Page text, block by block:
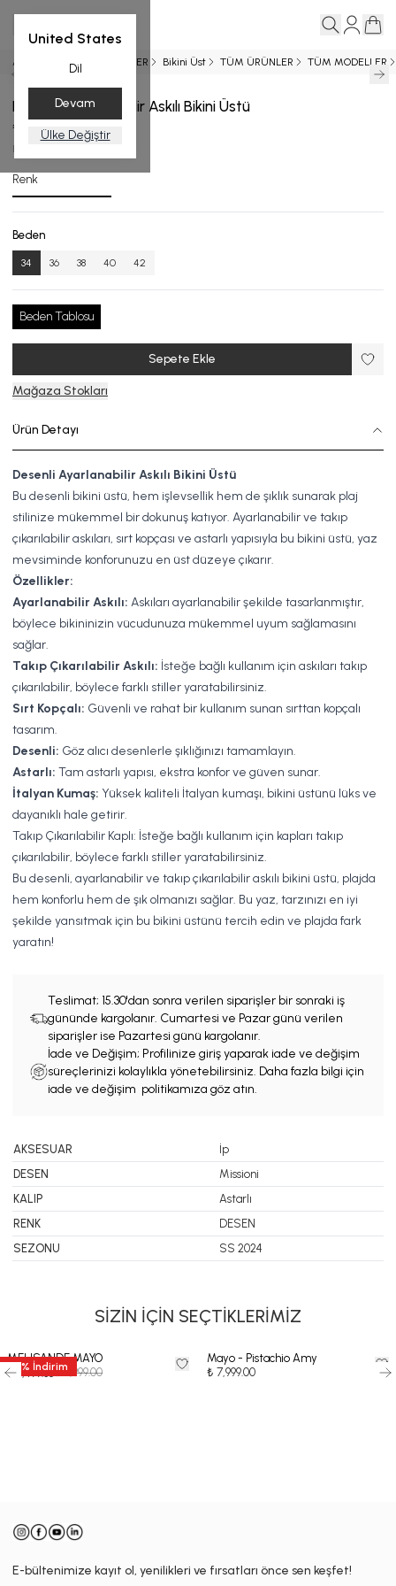
United States
Dil
Devam
Ülke Değiştir
Ana Sayfa YENİ GELENLER Bikini Üst TÜM ÜRÜNLER TÜM MODELLER
Desenli Ayarlanabilir Askılı Bikini Üstü
₺ 3,999.00
BU.4755-24_R133_34
Renk
Beden
34 36 38 40 42
Beden Tablosu
Sepete Ekle
Mağaza Stokları
Ürün Detayı
Desenli Ayarlanabilir Askılı Bikini Üstü
Bu desenli bikini üstü, hem işlevsellik hem de şıklık sunarak plaj
stilinize mükemmel bir dokunuş katıyor. Ayarlanabilir ve takıp
çıkarılabilir askıları, sırt kopçası ve astarlı yapısıyla bu bikini üstü, yaz
mevsiminde konforunuzu en üst düzeye çıkarır.
Özellikler:
Ayarlanabilir Askılı: Askıları ayarlanabilir şekilde tasarlanmıştır,
böylece bikininizin vücudunuza mükemmel uyum sağlamasını
sağlar.
Takıp Çıkarılabilir Askılı: İsteğe bağlı kullanım için askıları takıp
çıkarılabilir, böylece farklı stiller yaratabilirsiniz.
Sırt Kopçalı: Güvenli ve rahat bir kullanım sunan sırttan kopçalı
tasarım.
Desenli: Göz alıcı desenlerle şıklığınızı tamamlayın.
Astarlı: Tam astarlı yapısı, ekstra konfor ve güven sunar.
İtalyan Kumaş: Yüksek kaliteli İtalyan kumaşı, bikini üstünü lüks ve
dayanıklı hale getirir.
Takıp Çıkarılabilir Kaplı: İsteğe bağlı kullanım için kapları takıp
çıkarılabilir, böylece farklı stiller yaratabilirsiniz.
Bu desenli, ayarlanabilir ve takıp çıkarılabilir askılı bikini üstü, plajda
hem konforlu hem de şık olmanızı sağlar. Bu yaz, tarzınızı en iyi
şekilde yansıtmak için bu bikini üstünü tercih edin ve plajda fark
yaratın!
Teslimat; 15.30'dan sonra verilen siparişler bir sonraki iş
gününde kargolanır. Cumartesi ve Pazar günü verilen
siparişler ise Pazartesi günü kargolanır.
İade ve Değişim; Profilinize giriş yaparak iade ve değişim
süreçlerinizi kolaylıkla yönetebilirsiniz. Daha fazla bilgi için
iade ve değişim politikamıza göz atın.
AKSESUAR
İp
DESEN
Missioni
KALIP
Astarlı
RENK
DESEN
SEZONU
SS 2024
SİZİN İÇİN SEÇTİKLERİMİZ
35 % İndirim
MELISANDE MAYO
₺ 6,499.35 ₺ 9,999.00
Mayo - Pistachio Amy
₺ 7,999.00
E-bültenimize kayıt ol, yenilikleri ve fırsatları önce sen keşfet!